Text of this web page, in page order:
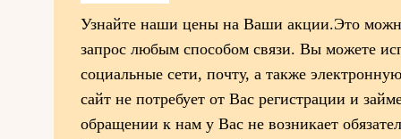
Узнайте наши цены на Ваши акции.Это
запрос любым способом связи. Вы можете
социальные сети, почту, а также
сайт не потребует от Вас регистрации и
обращении к нам у Вас не возникает